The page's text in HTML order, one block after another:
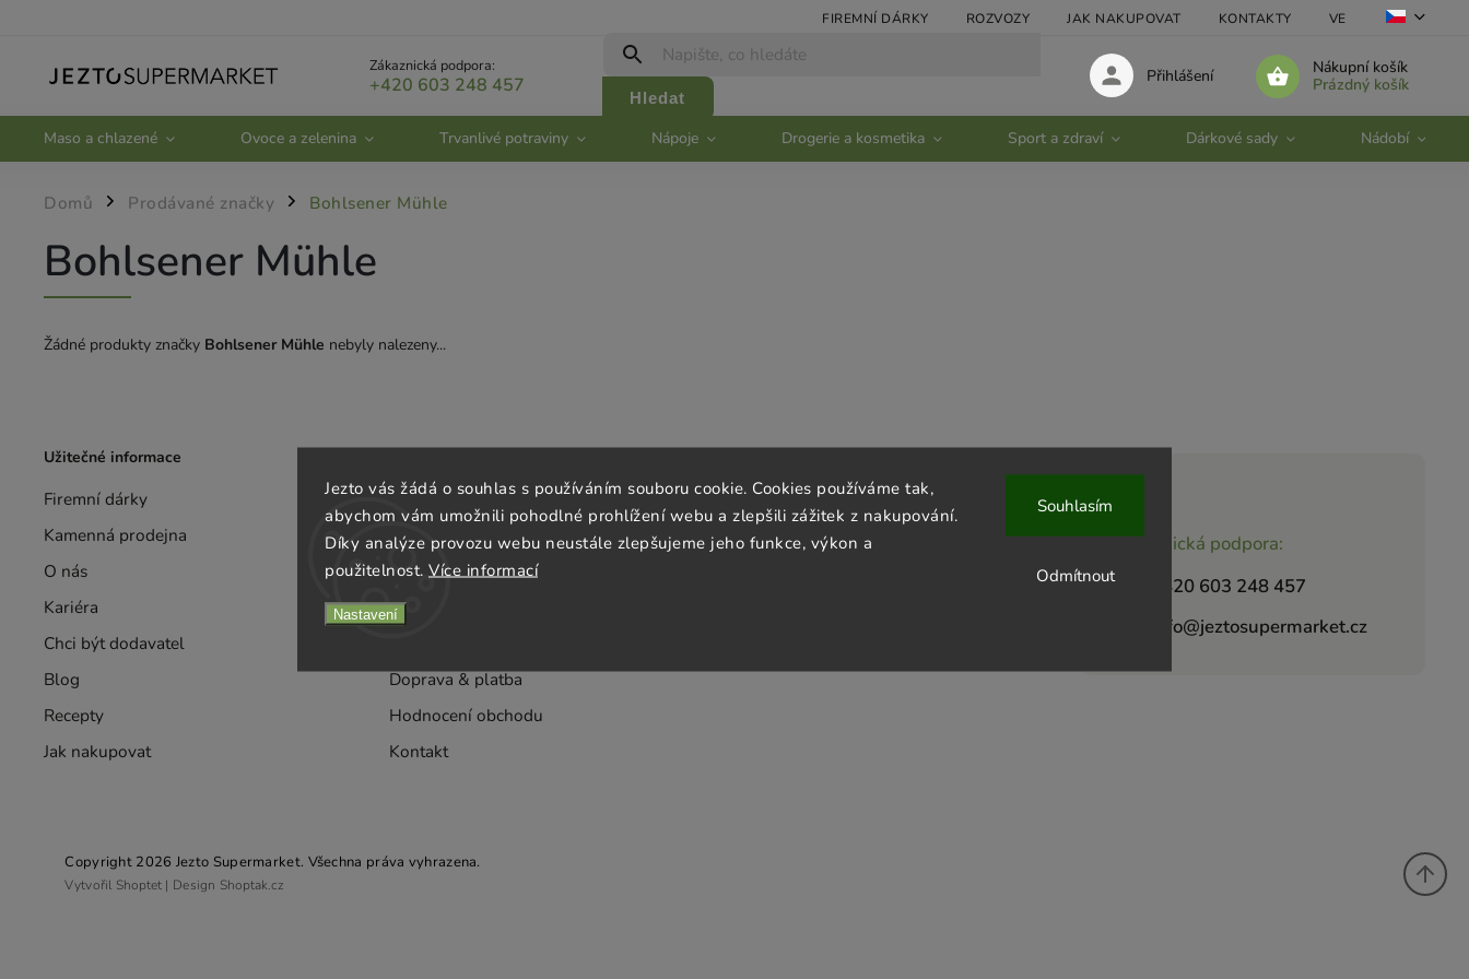
Jezto vás žádá o souhlas s používáním souboru cookie. Cookies používáme tak,
abychom vám umožnili pohodlné prohlížení webu a zlepšili zážitek z nakupování.
Díky analýze provozu webu neustále zlepšujeme jeho funkce, výkon a
použitelnost. Více informací
Nastavení
Odmítnout
Souhlasím
FIREMNÍ DÁRKY ROZVOZY JAK NAKUPOVAT KONTAKTY VELKOOBCHOD
Zákaznická podpora:
+420 603 248 457
Hledat
Nákupní košík
Prázdný košík
Přihlášení
Maso a chlazené Ovoce a zelenina Trvanlivé potraviny Nápoje Drogerie a kosmetika Sport a zdraví Dárkové sady Nádobí
Domů / Prodávané značky / Bohlsener Mühle
Bohlsener Mühle
Žádné produkty značky Bohlsener Mühle nebyly nalezeny...
Zákaznická podpora:
+420 603 248 457
info@jeztosupermarket.cz
Užitečné informace
Firemní dárky
Kamenná prodejna
O nás
Kariéra
Chci být dodavatel
Blog
Recepty
Jak nakupovat
Velkoobchod
Rozvozy
Taste
Obchodní podmínky
Doprava & platba
Hodnocení obchodu
Kontakt
Jezto Supermarket tým
Copyright 2026 Jezto Supermarket. Všechna práva vyhrazena.
Vytvořil Shoptet | Design Shoptak.cz